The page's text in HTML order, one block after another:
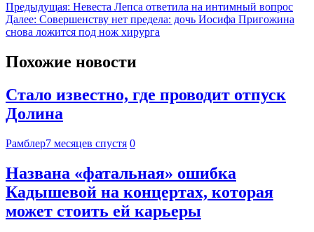
Предыдущая: Невеста Лепса ответила на интимный вопрос
Далее: Совершенству нет предела: дочь Иосифа Пригожина
снова ложится под нож хирурга
Похожие новости
Стало известно, где проводит отпуск
Долина
Рамблер7 месяцев спустя 0
Названа «фатальная» ошибка
Кадышевой на концертах, которая
может стоить ей карьеры